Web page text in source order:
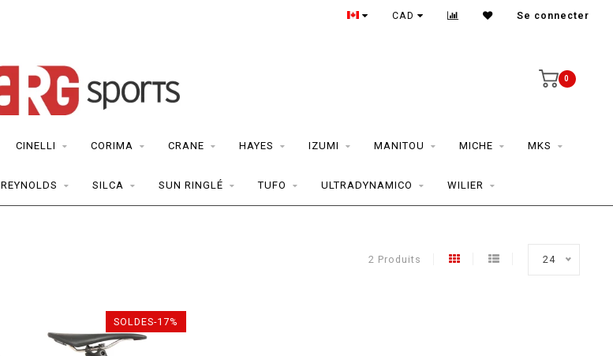
CAD Se connecter
0
CINELLI CORIMA CRANE HAYES IZUMI MANITOU MICHE MKS
REYNOLDS SILCA SUN RINGLÉ TUFO ULTRADYNAMICO WILIER
2 Produits 24
SOLDES-17%